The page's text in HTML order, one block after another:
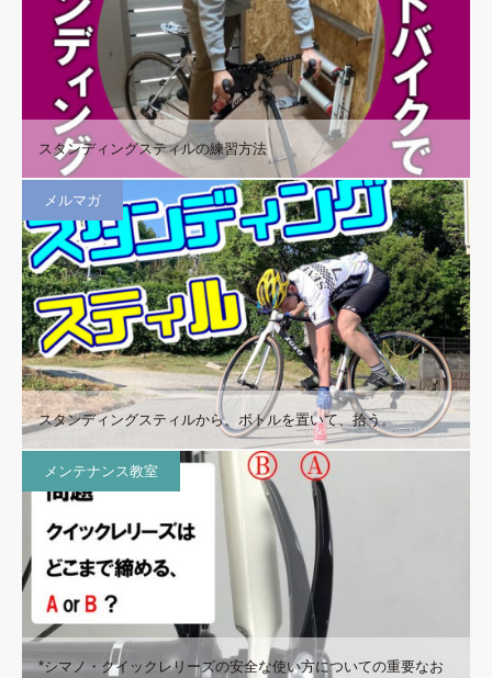
スタンディングスティルの練習方法
メルマガ
スタンディングスティルから、ボトルを置いて、拾う。
メンテナンス教室
*シマノ・クイックレリーズの安全な使い方についての重要なお